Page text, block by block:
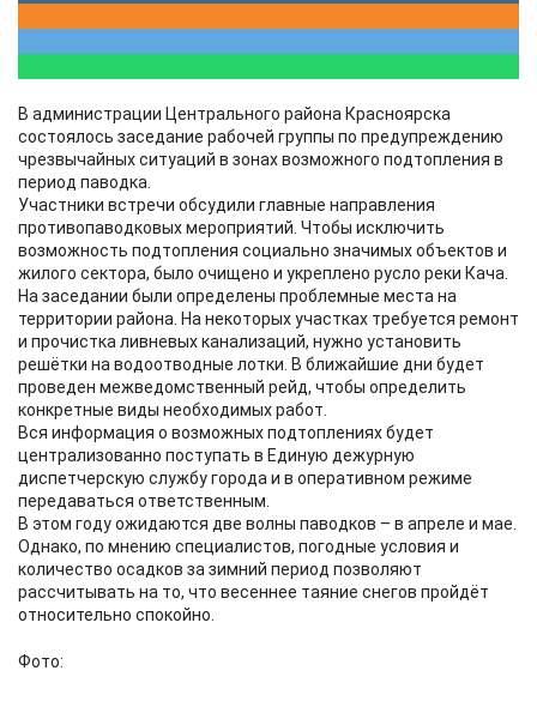
В администрации Центрального района Красноярска
состоялось заседание рабочей группы по предупреждению
чрезвычайных ситуаций в зонах возможного подтопления в
период паводка.
Участники встречи обсудили главные направления
противопаводковых мероприятий. Чтобы исключить
возможность подтопления социально значимых объектов и
жилого сектора, было очищено и укреплено русло реки Кача.
На заседании были определены проблемные места на
территории района. На некоторых участках требуется ремонт
и прочистка ливневых канализаций, нужно установить
решётки на водоотводные лотки. В ближайшие дни будет
проведен межведомственный рейд, чтобы определить
конкретные виды необходимых работ.
Вся информация о возможных подтоплениях будет
централизованно поступать в Единую дежурную
диспетчерскую службу города и в оперативном режиме
передаваться ответственным.
В этом году ожидаются две волны паводков – в апреле и мае.
Однако, по мнению специалистов, погодные условия и
количество осадков за зимний период позволяют
рассчитывать на то, что весеннее таяние снегов пройдёт
относительно спокойно.
Фото: